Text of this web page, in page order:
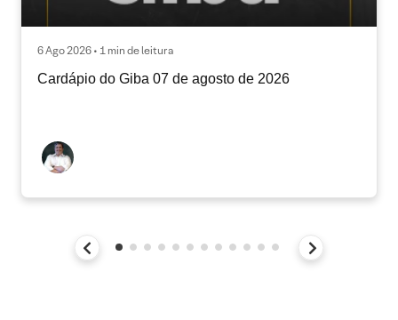
6 Ago 2026 • 1 min de leitura
Cardápio do Giba 07 de agosto de 2026